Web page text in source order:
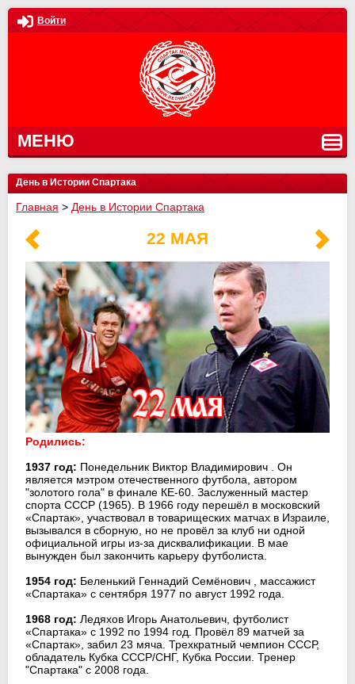
Войти
МЕНЮ
День в Истории Спартака
Главная > День в Истории Спартака
22 МАЯ
Родились:
1937 год: Понедельник Виктор Владимирович . Он
является мэтром отечественного футбола, автором
"золотого гола" в финале КЕ-60. Заслуженный мастер
спорта СССР (1965). В 1966 году перешёл в московский
«Спартак», участвовал в товарищеских матчах в Израиле,
вызывался в сборную, но не провёл за клуб ни одной
официальной игры из-за дисквалификации. В мае
вынужден был закончить карьеру футболиста.
1954 год: Беленький Геннадий Семёнович , массажист
«Спартака» с сентября 1977 по август 1992 года.
1968 год: Ледяхов Игорь Анатольевич, футболист
«Спартака» с 1992 по 1994 год. Провёл 89 матчей за
«Спартак», забил 23 мяча. Трехкратный чемпион СССР,
обладатель Кубка СССР/СНГ, Кубка России. Тренер
"Спартака" с 2008 года.